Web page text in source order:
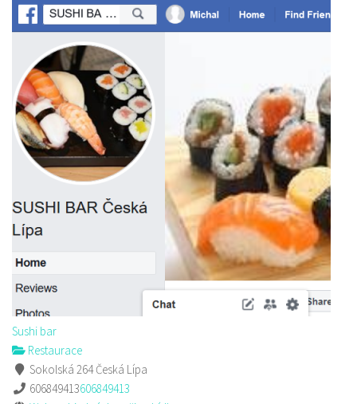
Sushi bar
Restaurace
Sokolská 264 Česká Lípa
606849413606849413